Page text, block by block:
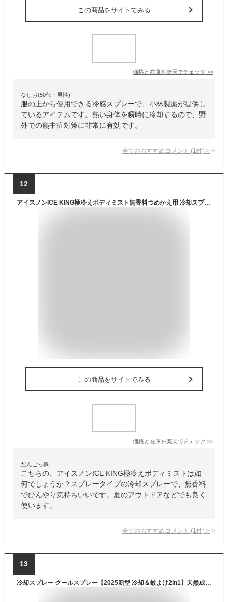
この商品をサイトでみる
価格と在庫を楽天でチェック >>
なしお(50代・男性)
服の上から使用できる冷感スプレーで、小林製薬が提供し
ているアイテムです。熱い身体を瞬時に冷却するので、野
外での熱中症対策に非常に有効です。
全てのおすすめコメント (1 件) >
12
アイスノンICE KING極冷えボディミスト無香料つめかえ用 冷却スプレー(140mL×2セット)【アイスノン】
この商品をサイトでみる
価格と在庫を楽天でチェック >>
だんごっ鼻
こちらの、アイスノンICE KING極冷えボディミストは如
何でしょうか？スプレータイプの冷却スプレーで、無香料
でひんやり気持ちいいです。夏のアウトドアなどでも良く
使います。
全てのおすすめコメント (1 件) >
13
冷却スプレー クールスプレー【2025新型 冷却＆蚊よけ2in1】天然成分100% 瞬間冷却 2時間持続冷感 50ml 携帯用 ひんやりボディミスト 夏 暑さ対策 顔/体/首 肌に直接スプレーOK 肌に優しい 刺激なし アウトドア キャンプ 外出 旅行 通勤 通学 スポーツ用